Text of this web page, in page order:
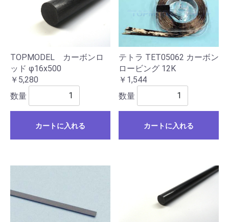
TOPMODEL カーボンロ
ッド φ16x500
￥5,280
数量
カートに入れる
テトラ TET05062 カーボン
ロービング 12K
￥1,544
数量
カートに入れる